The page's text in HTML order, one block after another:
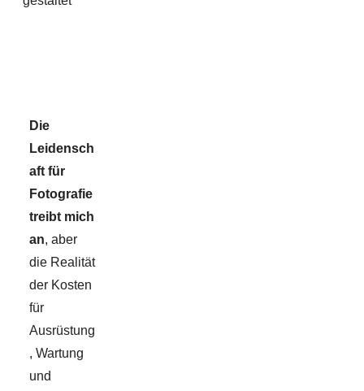
Die
Leidensch
aft für
Fotografie
treibt mich
an, aber
die Realität
der Kosten
für
Ausrüstung
, Wartung
und